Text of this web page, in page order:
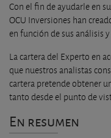
Con el fin de ayudarle en
OCU Inversiones han
en función de sus análisis
La cartera del Experto en
que nuestros analistas
cartera pretende obtener
tanto desde el punto de
En resumen